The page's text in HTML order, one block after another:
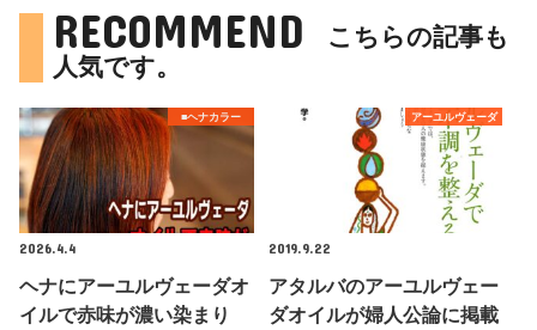
RECOMMEND
こちらの記事も
人気です。
■ヘナカラー
2026.4.4
ヘナにアーユルヴェーダオ
イルで赤味が濃い染まり
アーユルヴェーダ
2019.9.22
アタルバのアーユルヴェー
ダオイルが婦人公論に掲載